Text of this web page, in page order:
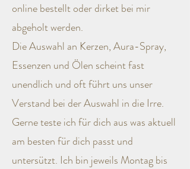
online bestellt oder dirket bei mir
abgeholt werden.
Die Auswahl an Kerzen, Aura-Spray,
Essenzen und Ölen scheint fast
unendlich und oft führt uns unser
Verstand bei der Auswahl in die Irre.
Gerne teste ich für dich aus was aktuell
am besten für dich passt und
untersützt. Ich bin jeweils Montag bis